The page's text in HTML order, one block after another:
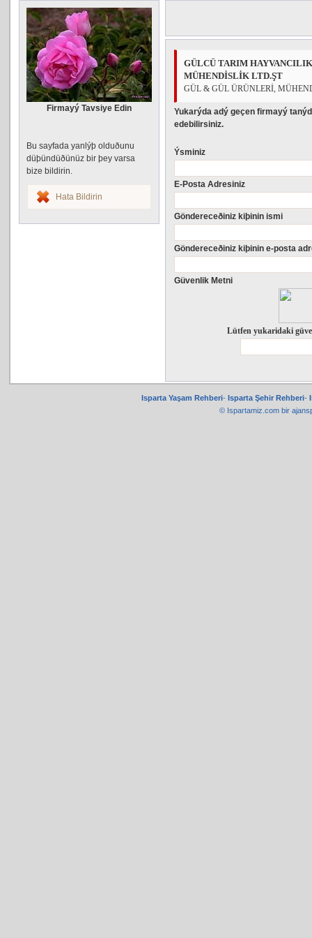
Firmayý Tavsiye Edin
Bu sayfada yanlýþ olduðunu
düþündüðünüz bir þey varsa
bize bildirin.
Hata Bildirin
GÜLCÜ TARIM
MÜHENDİSLİK LTD.ŞT
GÜL & GÜL ÜRÜNLERİ,
Yukarýda adý geçen firmayý
edebilirsiniz.
Ýsminiz
E-Posta Adresiniz
Göndereceðiniz kiþinin ismi
Göndereceðiniz kiþinin e-posta
Güvenlik Metni
Lütfen yukaridaki
Isparta Yaşam Rehberi- Isparta Şehir Rehberi-
© Ispartamiz.com bir